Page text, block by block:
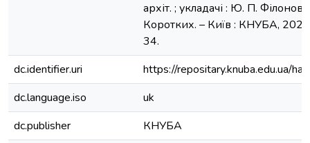
архіт. ; укладачі : Ю. П.
Коротких. – Київ : КНУБА,
34.
dc.identifier.uri
https://repositary.knuba.edu.ua/
dc.language.iso
uk
dc.publisher
КНУБА